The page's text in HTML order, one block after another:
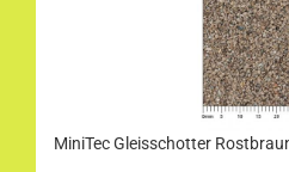
MiniTec Gleisschotter